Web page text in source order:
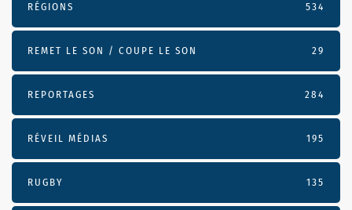
RÉGIONS 534
REMET LE SON / COUPE LE SON 29
REPORTAGES 284
RÉVEIL MÉDIAS 195
RUGBY 135